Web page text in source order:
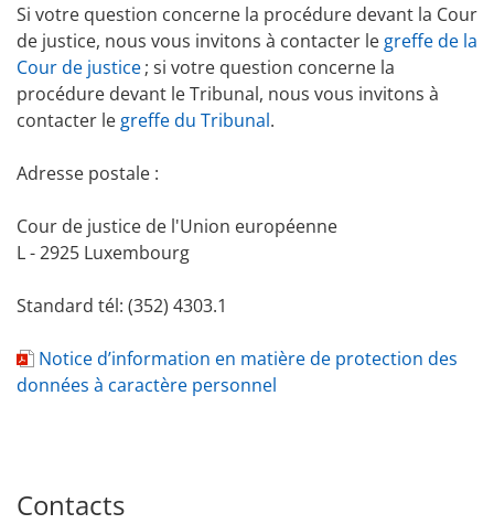
Si votre question concerne la procédure devant la Cour
de justice, nous vous invitons à contacter le greffe de la
Cour de justice; si votre question concerne la
procédure devant le Tribunal, nous vous invitons à
contacter le greffe du Tribunal.
Adresse postale :
Cour de justice de l'Union européenne
L - 2925 Luxembourg
Standard tél: (352) 4303.1
Notice d’information en matière de protection des
données à caractère personnel
Contacts